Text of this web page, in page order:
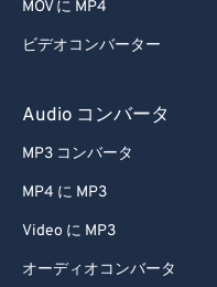
MOV に MP4
ビデオコンバーター
Audio コンバータ
MP3 コンバータ
MP4 に MP3
Video に MP3
オーディオコンバータ